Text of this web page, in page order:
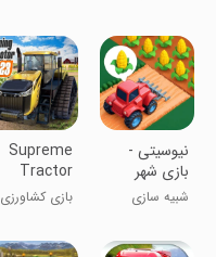
تکاملی
‏‏‏‏‏‏نیوسیتی -
بازی شهر
سازی و خانه
شبیه سازی
Supreme
Tractor
Farming
Game
بازی کشاورزی